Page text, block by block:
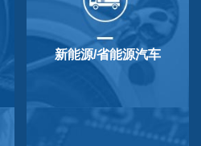
新能源/省能源汽车